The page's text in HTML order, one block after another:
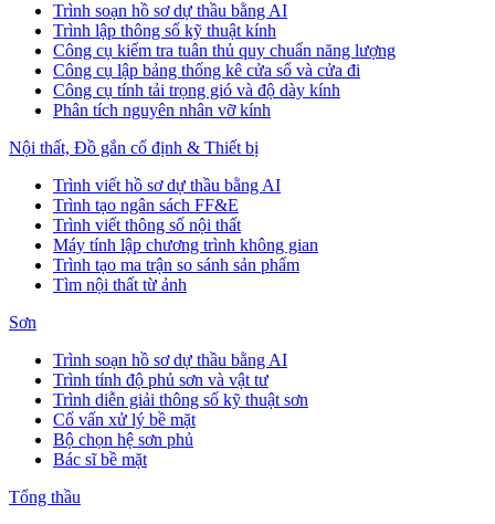
Trình soạn hồ sơ dự thầu bằng AI
Trình lập thông số kỹ thuật kính
Công cụ kiểm tra tuân thủ quy chuẩn năng lượng
Công cụ lập bảng thống kê cửa sổ và cửa đi
Công cụ tính tải trọng gió và độ dày kính
Phân tích nguyên nhân vỡ kính
Nội thất, Đồ gắn cố định & Thiết bị
Trình viết hồ sơ dự thầu bằng AI
Trình tạo ngân sách FF&E
Trình viết thông số nội thất
Máy tính lập chương trình không gian
Trình tạo ma trận so sánh sản phẩm
Tìm nội thất từ ảnh
Sơn
Trình soạn hồ sơ dự thầu bằng AI
Trình tính độ phủ sơn và vật tư
Trình diễn giải thông số kỹ thuật sơn
Cố vấn xử lý bề mặt
Bộ chọn hệ sơn phủ
Bác sĩ bề mặt
Tổng thầu